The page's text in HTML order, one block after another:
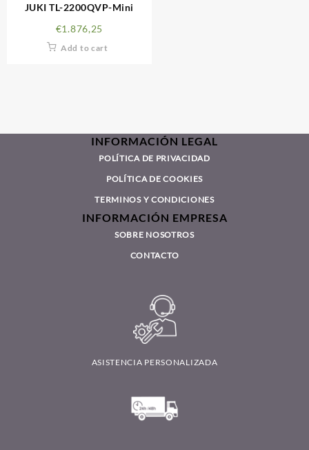
JUKI TL-2200QVP-Mini
€1.876,25
Add to cart
INFORMACIÓN LEGAL
POLÍTICA DE PRIVACIDAD
POLÍTICA DE COOKIES
TERMINOS Y CONDICIONES
INFORMACIÓN EMPRESA
SOBRE NOSOTROS
CONTACTO
ASISTENCIA PERSONALIZADA